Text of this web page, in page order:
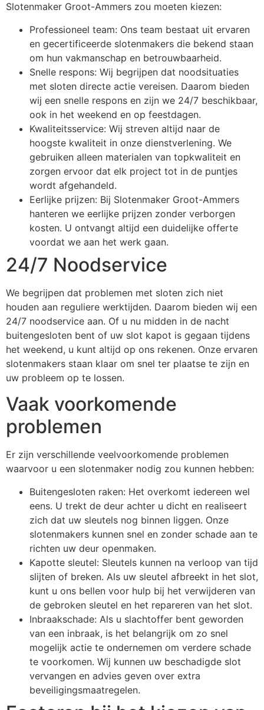
Slotenmaker Groot-Ammers zou moeten kiezen:
Professioneel team: Ons team bestaat uit ervaren
en gecertificeerde slotenmakers die bekend staan
om hun vakmanschap en betrouwbaarheid.
Snelle respons: Wij begrijpen dat noodsituaties
met sloten directe actie vereisen. Daarom bieden
wij een snelle respons en zijn we 24/7 beschikbaar,
ook in het weekend en op feestdagen.
Kwaliteitsservice: Wij streven altijd naar de
hoogste kwaliteit in onze dienstverlening. We
gebruiken alleen materialen van topkwaliteit en
zorgen ervoor dat elk project tot in de puntjes
wordt afgehandeld.
Eerlijke prijzen: Bij Slotenmaker Groot-Ammers
hanteren we eerlijke prijzen zonder verborgen
kosten. U ontvangt altijd een duidelijke offerte
voordat we aan het werk gaan.
24/7 Noodservice
We begrijpen dat problemen met sloten zich niet
houden aan reguliere werktijden. Daarom bieden wij een
24/7 noodservice aan. Of u nu midden in de nacht
buitengesloten bent of uw slot kapot is gegaan tijdens
het weekend, u kunt altijd op ons rekenen. Onze ervaren
slotenmakers staan klaar om snel ter plaatse te zijn en
uw probleem op te lossen.
Vaak voorkomende
problemen
Er zijn verschillende veelvoorkomende problemen
waarvoor u een slotenmaker nodig zou kunnen hebben:
Buitengesloten raken: Het overkomt iedereen wel
eens. U trekt de deur achter u dicht en realiseert
zich dat uw sleutels nog binnen liggen. Onze
slotenmakers kunnen snel en zonder schade aan te
richten uw deur openmaken.
Kapotte sleutel: Sleutels kunnen na verloop van tijd
slijten of breken. Als uw sleutel afbreekt in het slot,
kunt u ons bellen voor hulp bij het verwijderen van
de gebroken sleutel en het repareren van het slot.
Inbraakschade: Als u slachtoffer bent geworden
van een inbraak, is het belangrijk om zo snel
mogelijk actie te ondernemen om verdere schade
te voorkomen. Wij kunnen uw beschadigde slot
vervangen en advies geven over extra
beveiligingsmaatregelen.